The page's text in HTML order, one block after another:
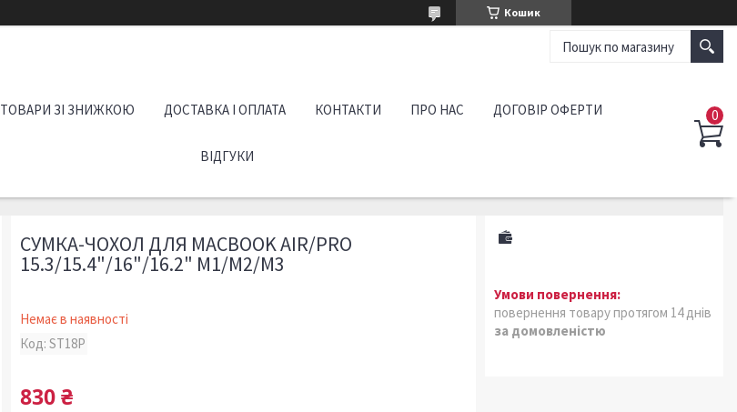
Кошик
ТОВАРИ ЗІ ЗНИЖКОЮ ДОСТАВКА І ОПЛАТА КОНТАКТИ ПРО НАС ДОГОВІР ОФЕРТИ
ВІДГУКИ
СУМКА-ЧОХОЛ ДЛЯ MACBOOK AIR/PRO
15.3/15.4"/16"/16.2" M1/M2/M3
Немає в наявності
Код:ST18P
830 ₴
повернення товару протягом 14 днів
за домовленістю